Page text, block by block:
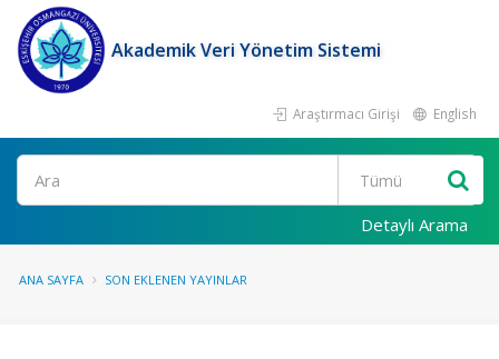
Akademik Veri Yönetim Sistemi
Araştırmacı Girişi English
Ara
Detaylı Arama
ANA SAYFA SON EKLENEN YAYINLAR